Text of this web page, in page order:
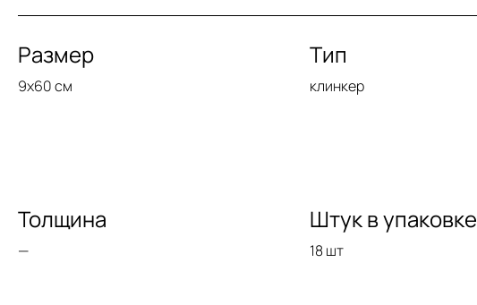
Размер
9x60 см
Тип
клинкер
Толщина
—
Штук в упаковке
18 шт